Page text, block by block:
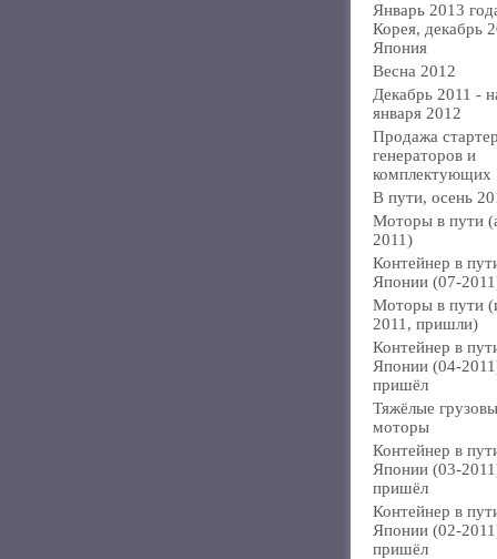
Январь 2013
Корея, декабрь
Япония
Весна 2012
Декабрь 2011 -
января 2012
Продажа
генераторов и
комплектующих
В пути, осень
Моторы в пути
2011)
Контейнер в
Японии (07-
Моторы в пути
2011, пришли)
Контейнер в
Японии (04-
пришёл
Тяжёлые
моторы
Контейнер в
Японии (03-
пришёл
Контейнер в
Японии (02-
пришёл